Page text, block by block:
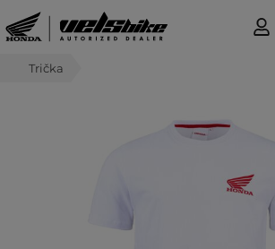
Trička